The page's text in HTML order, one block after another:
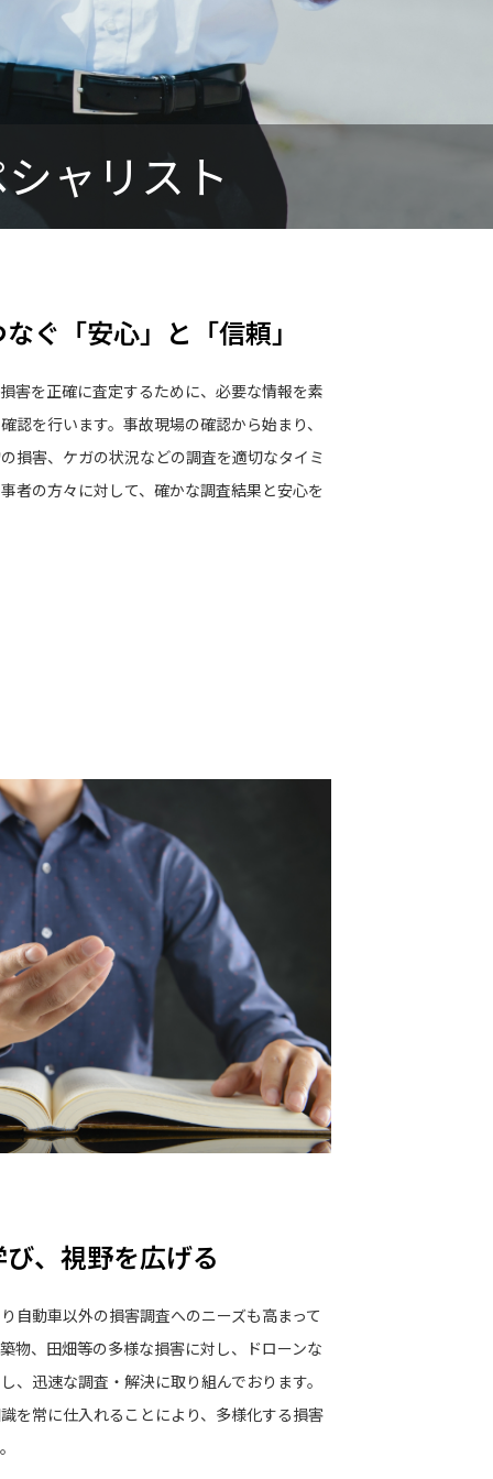
ャリスト
「安心」と「信頼」
を正確に査定するために、必要な情報を素
認を行います。事故現場の確認から始まり、
損害、ケガの状況などの調査を適切なタイミ
者の方々に対して、確かな調査結果と安心を
野を広げる
動車以外の損害調査へのニーズも高まって
物、田畑等の多様な損害に対し、ドローンな
、迅速な調査・解決に取り組んでおります。
を常に仕入れることにより、多様化する損害